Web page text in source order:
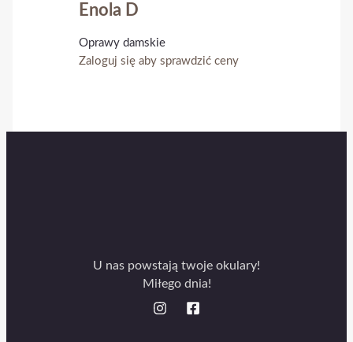
Enola D
Oprawy damskie
Zaloguj się aby sprawdzić ceny
U nas powstają twoje okulary!
Miłego dnia!